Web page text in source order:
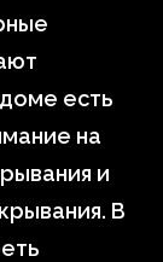
есть
на
и
В